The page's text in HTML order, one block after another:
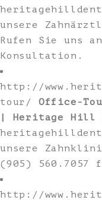
unsere
Rufen Sie uns
Konsultation.
http://
tour/ Office-
| Heritage Hill
unsere
(905) 560.7057
http://